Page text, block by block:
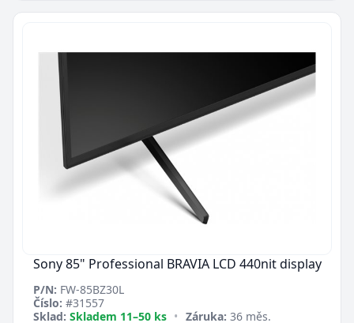
Sony 85" Professional BRAVIA LCD 440nit display
P/N: FW-85BZ30L
Číslo: #31557
Sklad: Skladem 11–50 ks • Záruka: 36 měs.